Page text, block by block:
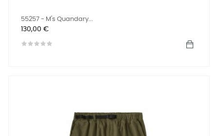
55257 - M's Quandary...
Precio
130,00 €